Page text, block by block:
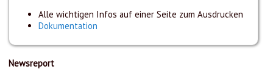
Alle wichtigen Infos auf einer Seite zum Ausdrucken
Dokumentation
Newsreport